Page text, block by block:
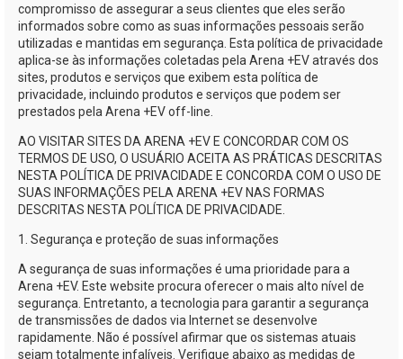
compromisso de assegurar a seus clientes que eles serão
informados sobre como as suas informações pessoais serão
utilizadas e mantidas em segurança. Esta política de privacidade
aplica-se às informações coletadas pela Arena +EVatravés dos
sites, produtos e serviços que exibem esta política de
privacidade, incluindo produtos e serviços que podem ser
prestados pela Arena +EVoff-line.
AO VISITAR SITES DA ARENA +EVE CONCORDAR COM OS
TERMOS DE USO, O USUÁRIO ACEITA AS PRÁTICAS DESCRITAS
NESTA POLÍTICA DE PRIVACIDADE E CONCORDA COM O USO DE
SUAS INFORMAÇÕES PELA ARENA +EVNAS FORMAS
DESCRITAS NESTA POLÍTICA DE PRIVACIDADE.
1. Segurança e proteção de suas informações
A segurança de suas informações é uma prioridade para a
Arena +EV. Este website procura oferecer o mais alto nível de
segurança. Entretanto, a tecnologia para garantir a segurança
de transmissões de dados via Internet se desenvolve
rapidamente. Não é possível afirmar que os sistemas atuais
sejam totalmente infalíveis. Verifique abaixo as medidas de